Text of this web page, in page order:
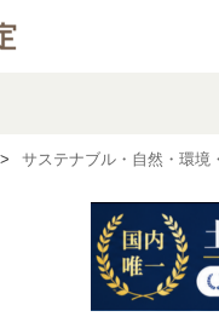
サステナブル・自然・環境